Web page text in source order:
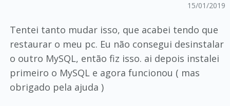
15/01/2019
Tentei tanto mudar isso, que acabei tendo que
restaurar o meu pc. Eu não consegui desinstalar
o outro MySQL, então fiz isso. ai depois instalei
primeiro o MySQL e agora funcionou ( mas
obrigado pela ajuda )